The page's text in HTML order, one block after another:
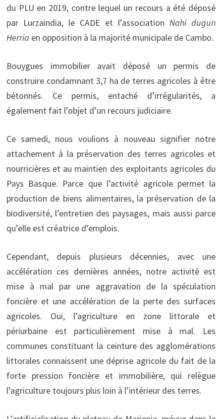
du PLU en 2019, contre lequel un recours a été déposé
par Lurzaindia, le CADE et l’association Nahi dugun
Herria en opposition à la majorité municipale de Cambo.
Bouygues immobilier avait déposé un permis de
construire condamnant 3,7 ha de terres agricoles à être
bétonnés. Ce permis, entaché d’irrégularités, a
également fait l’objet d’un recours judiciaire.
Ce samedi, nous voulions à nouveau signifier notre
attachement à la préservation des terres agricoles et
nourricières et au maintien des exploitants agricoles du
Pays Basque. Parce que l’activité agricole permet la
production de biens alimentaires, la préservation de la
biodiversité, l’entretien des paysages, mais aussi parce
qu’elle est créatrice d’emplois.
Cependant, depuis plusieurs décennies, avec une
accélération ces dernières années, notre activité est
mise à mal par une aggravation de la spéculation
foncière et une accélération de la perte des surfaces
agricoles. Oui, l’agriculture en zone littorale et
périurbaine est particulièrement mise à mal. Les
communes constituant la ceinture des agglomérations
littorales connaissent une déprise agricole du fait de la
forte pression foncière et immobilière, qui relègue
l’agriculture toujours plus loin à l’intérieur des terres.